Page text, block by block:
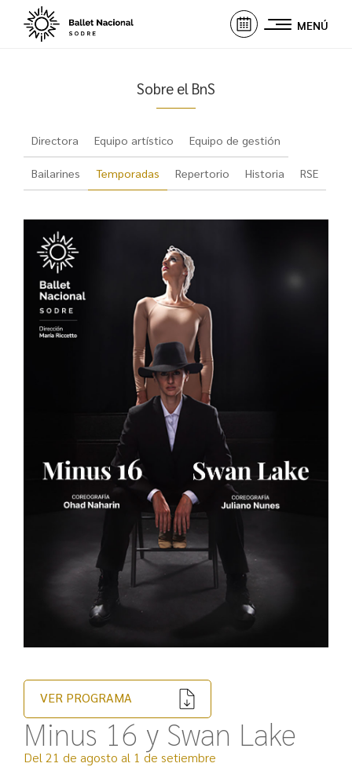
MENÚ
Sobre el BnS
Directora Equipo artístico Equipo de gestión
Bailarines Temporadas Repertorio Historia RSE
VER PROGRAMA
Minus 16 y Swan Lake
Del 21 de agosto al 1 de setiembre